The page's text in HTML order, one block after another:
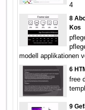
4
8
Kos
modell applikationen
6
free
9